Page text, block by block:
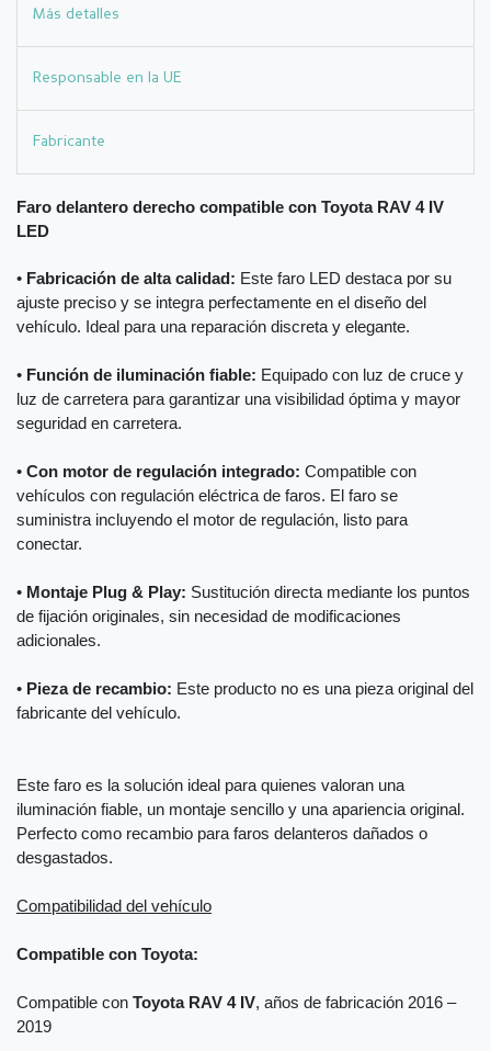
Más detalles
Responsable en la UE
Fabricante
Faro delantero derecho compatible con Toyota RAV 4 IV
LED
• Fabricación de alta calidad: Este faro LED destaca por su
ajuste preciso y se integra perfectamente en el diseño del
vehículo. Ideal para una reparación discreta y elegante.
• Función de iluminación fiable: Equipado con luz de cruce y
luz de carretera para garantizar una visibilidad óptima y mayor
seguridad en carretera.
• Con motor de regulación integrado: Compatible con
vehículos con regulación eléctrica de faros. El faro se
suministra incluyendo el motor de regulación, listo para
conectar.
• Montaje Plug & Play: Sustitución directa mediante los puntos
de fijación originales, sin necesidad de modificaciones
adicionales.
• Pieza de recambio: Este producto no es una pieza original del
fabricante del vehículo.
Este faro es la solución ideal para quienes valoran una
iluminación fiable, un montaje sencillo y una apariencia original.
Perfecto como recambio para faros delanteros dañados o
desgastados.
Compatibilidad del vehículo
Compatible con Toyota:
Compatible con Toyota RAV 4 IV, años de fabricación 2016 –
2019